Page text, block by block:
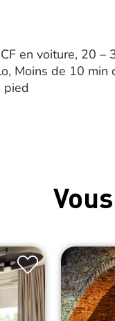
en voiture, 20 –
Moins de 10 min
pied